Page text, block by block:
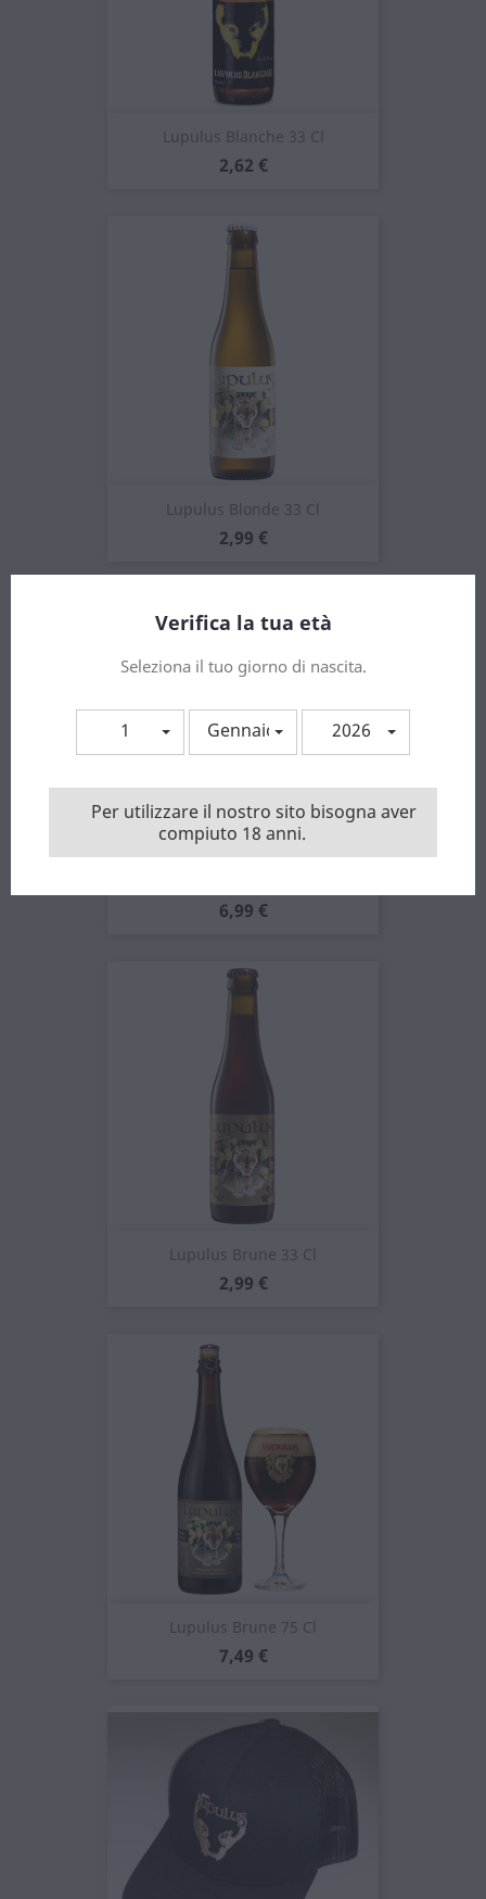
Lupulus Blanche 33 Cl
Prezzo
2,62 €
Lupulus Blonde 33 Cl
Prezzo
2,99 €
Prezzo
6,99 €
Lupulus Brune 33 Cl
Prezzo
2,99 €
Lupulus Brune 75 Cl
Prezzo
7,49 €
Verifica la tua età
Seleziona il tuo giorno di nascita.
1 Gennaio 2026
Per utilizzare il nostro sito bisogna aver
compiuto 18 anni.